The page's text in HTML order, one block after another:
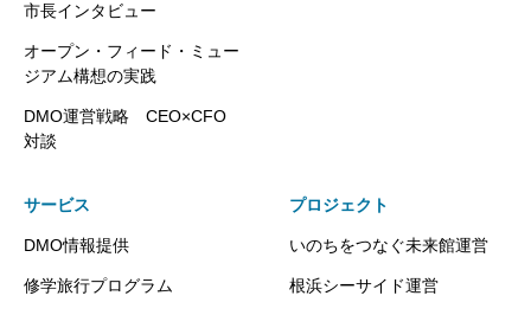
市長インタビュー
オープン・フィード・ミュー
ジアム構想の実践
DMO運営戦略 CEO×CFO
対談
サービス
DMO情報提供
修学旅行プログラム
プロジェクト
いのちをつなぐ未来館運営
根浜シーサイド運営